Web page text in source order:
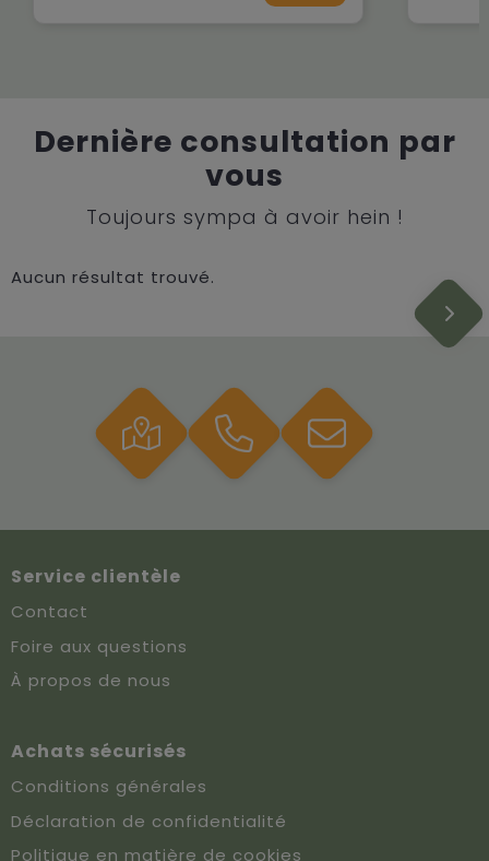
Dernière consultation par
vous
Toujours sympa à avoir hein !
Aucun résultat trouvé.
Service clientèle
Contact
Foire aux questions
À propos de nous
Achats sécurisés
Conditions générales
Déclaration de confidentialité
Politique en matière de cookies